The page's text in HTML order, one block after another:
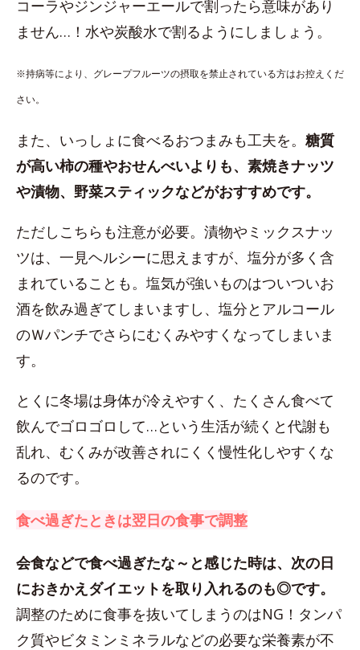
コーラやジンジャーエールで割ったら意味があり
ません…！水や炭酸水で割るようにしましょう。
※持病等により、グレープフルーツの摂取を禁止されている方はお控えくだ
さい。
また、いっしょに食べるおつまみも工夫を。 糖質
が高い柿の種やおせんべいよりも、素焼きナッツ
や漬物、野菜スティックなどがおすすめです。
ただしこちらも注意が必要。漬物やミックスナッ
ツは、一見ヘルシーに思えますが、塩分が多く含
まれていることも。塩気が強いものはついついお
酒を飲み過ぎてしまいますし、塩分とアルコール
のＷパンチでさらにむくみやすくなってしまいま
す。
とくに冬場は身体が冷えやすく、たくさん食べて
飲んでゴロゴロして…という生活が続くと代謝も
乱れ、むくみが改善されにくく慢性化しやすくな
るのです。
食べ過ぎたときは翌日の食事で調整
会食などで食べ過ぎたな～と感じた時は、次の日
におきかえダイエットを取り入れるのも◎です。
調整のために食事を抜いてしまうのはNG！タンパ
ク質やビタミンミネラルなどの必要な栄養素が不